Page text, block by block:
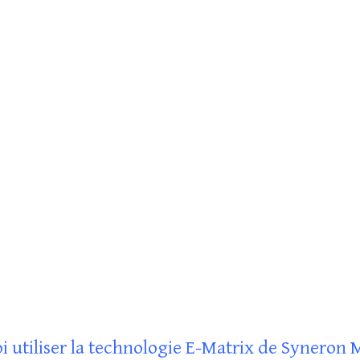
utiliser la technologie E-Matrix de Syneron